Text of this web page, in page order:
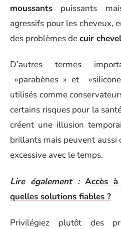
moussants puissants
agressifs pour les cheveux,
des problèmes decuir
D’autres termes
»parabènes » et
utilisés comme
certains risques pour la
créent une illusion
brillants mais peuvent aussi
excessive avec le temps.
Lire également : Accès
quelles solutions fiables ?
Privilégiez plutôt des